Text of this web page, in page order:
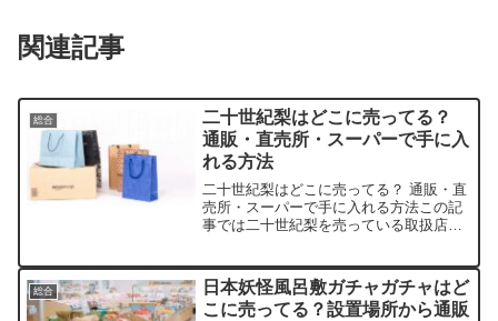
関連記事
総合
二十世紀梨はどこに売ってる？
通販・直売所・スーパーで手に入
れる方法
二十世紀梨はどこに売ってる？ 通販・直
売所・スーパーで手に入れる方法この記
事では二十世紀梨を売っている取扱店
徴楽天市場約3,000円〜5,000円産地直送
が多く、贈答用...
総合
日本妖怪風呂敷ガチャガチャはど
こに売ってる？設置場所から通販